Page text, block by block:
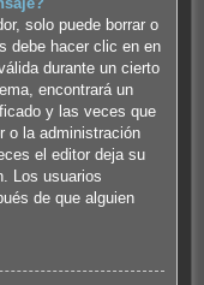
solo puede borrar o
debe hacer clic en en
durante un cierto
encontrará un
y las veces que
o la administración
el editor deja su
Los usuarios
de que alguien